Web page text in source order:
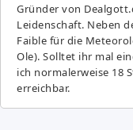
Gründer von
Leidenschaft. Neben
Fai­ble für die
Ole). Solltet ihr mal
ich normalerweise 18
erreichbar.